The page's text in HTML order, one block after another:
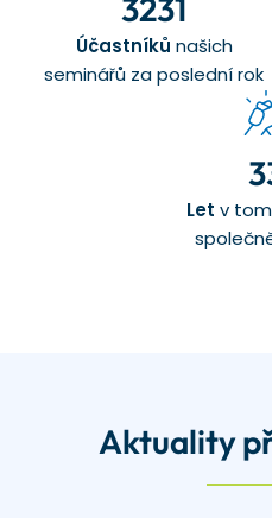
3231
Účastníků našich
seminářů za poslední rok
Let v
Aktuality